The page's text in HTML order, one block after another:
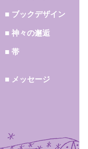
■ ブックデザイン
■ 神々の邂逅
■ 帯
■ メッセージ